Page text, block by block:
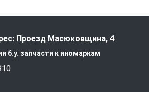
Проезд Масюковщина, 4
б.у. запчасти к иномаркам